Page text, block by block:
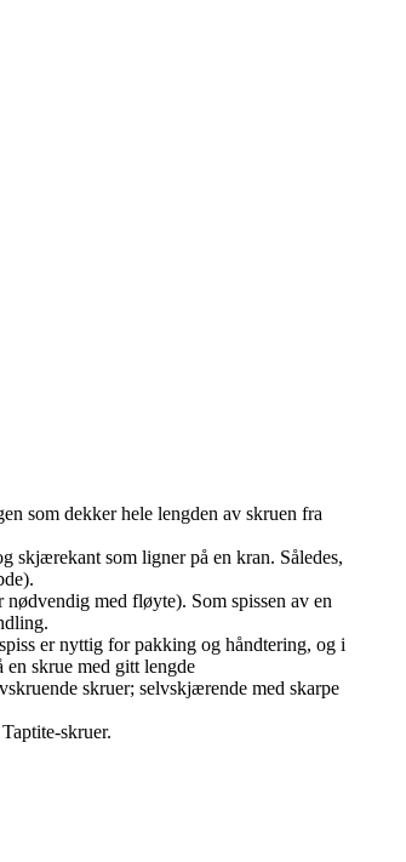
som dekker hele lengden av skruen fra
skjærekant som ligner på en kran. Således,
med fløyte). Som spissen av en
er nyttig for pakking og håndtering, og i
skrue med gitt lengde
skruer; selvskjærende med skarpe
skruer.